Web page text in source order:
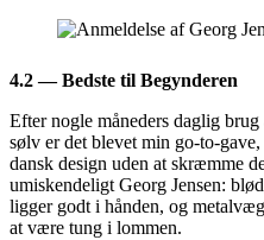
4.2 — Bedste til Begynderen
Efter nogle måneders daglig
sølv er det blevet min go-to-
dansk design uden at skræmme
umiskendeligt Georg Jensen:
ligger godt i hånden, og
at være tung i lommen.